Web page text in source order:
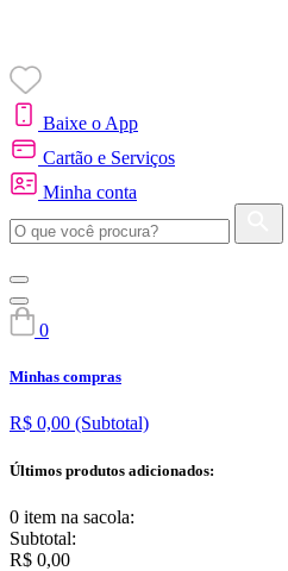
Baixe o App
Cartão e Serviços
Minha conta
0
Minhas compras
R$ 0,00 (Subtotal)
Últimos produtos adicionados:
0 item na sacola:
Subtotal:
R$ 0,00